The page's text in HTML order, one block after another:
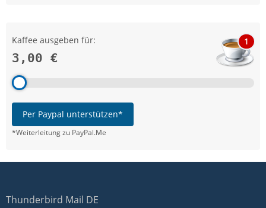
Kaffee ausgeben für:
3,00 €
1
Per Paypal unterstützen*
*Weiterleitung zu PayPal.Me
Thunderbird Mail DE